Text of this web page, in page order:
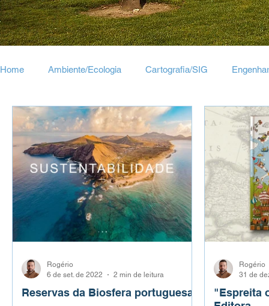
Home Ambiente/Ecologia Cartografia/SIG
Transportes/Mobilidade Turismo/Viagens
Reservas da Biosfera portuguesas
Rogério
6 de set. de 2022
2 min de leitura
"Espreita
Rogério
31 de